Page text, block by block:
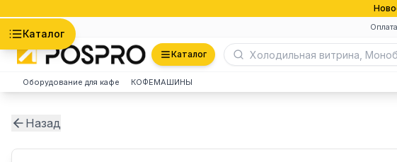
Каталог
Каталог
Оборудование для кафе КОФЕМАШИНЫ
Назад